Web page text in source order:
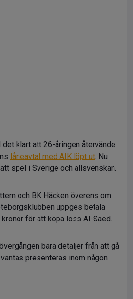
klart att 26-åringen återvände
låneavtal med AIK löpt ut. Nu
spel i Sverige och allsvenskan.
och BK Häcken överens om
uppges betala
för att köpa loss Al-Saed.
bara detaljer från att gå
presenteras inom någon